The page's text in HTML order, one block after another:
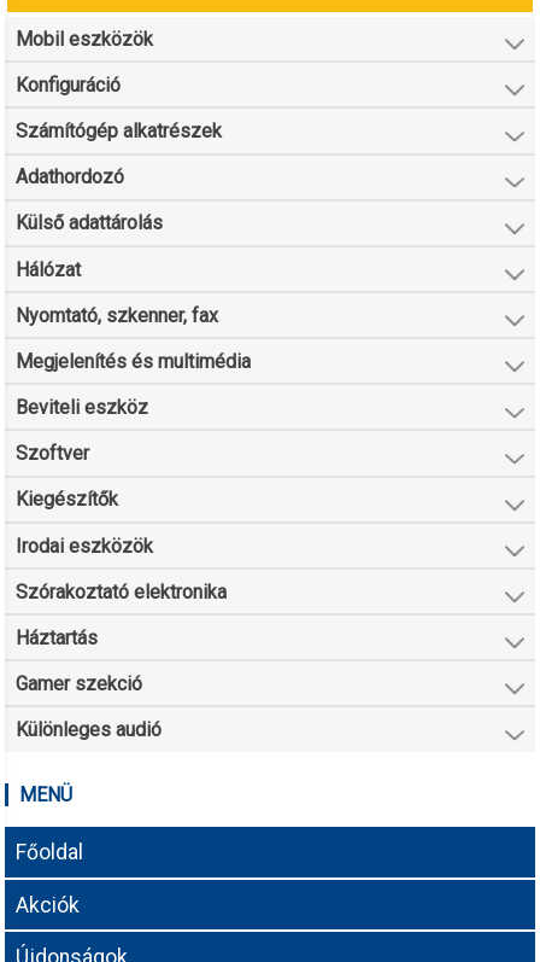
Mobil eszközök
Konfiguráció
Számítógép alkatrészek
Adathordozó
Külső adattárolás
Hálózat
Nyomtató, szkenner, fax
Megjelenítés és multimédia
Beviteli eszköz
Szoftver
Kiegészítők
Irodai eszközök
Szórakoztató elektronika
Háztartás
Gamer szekció
Különleges audió
MENÜ
Főoldal
Akciók